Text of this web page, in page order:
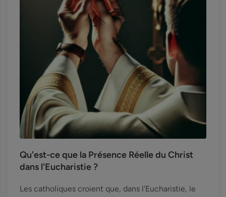
Qu'est-ce que la Présence Réelle du Christ
dans l'Eucharistie ?
Les catholiques croient que, dans l'Eucharistie, le